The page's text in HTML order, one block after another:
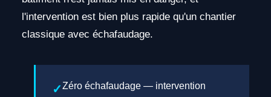
l'intervention est bien plus rapide qu'un chantier
classique avec échafaudage.
Zéro échafaudage — intervention